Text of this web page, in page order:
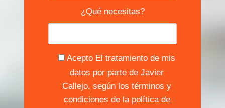
¿Qué necesitas?
Acepto El tratamiento de mis
datos por parte de Javier
Callejo, según los términos y
condiciones de la política de